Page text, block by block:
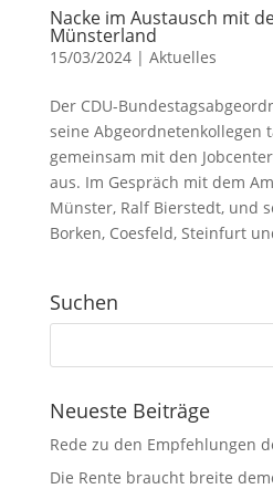
Nacke im Austausch mit
Münsterland
15/03/2024| Aktuelles
Der CDU-
seine Abgeordnetenkollegen
gemeinsam mit den
aus. Im Gespräch mit dem
Münster, Ralf Bierstedt, und
Borken, Coesfeld, Steinfurt
Suchen
Neueste Beiträge
Rede zu den Empfehlungen
Die Rente braucht breite